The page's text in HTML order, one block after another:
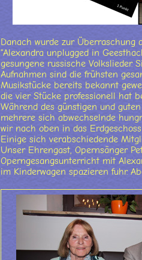
Danach wurde zur Überraschung
"Alexandra unplugged in
gesungene russische Volkslieder.
Aufnahmen sind die frühsten
Musikstücke bereits bekannt
die vier Stücke professionell hat
Während des günstigen und
mehrere sich abwechselnde
wir nach oben in das
Einige sich verabschiedende
Unser Ehrengast, Opernsänger
Operngesangsunterricht mit
im Kinderwagen spazieren fuhr.